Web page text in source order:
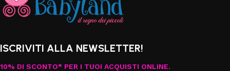
ISCRIVITI ALLA NEWSLETTER!
10% DI SCONTO* PER I TUOI ACQUISTI ONLINE.